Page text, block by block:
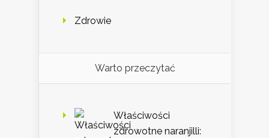
Zdrowie
Warto przeczytać
Właściwości
zdrowotne naranjilli: